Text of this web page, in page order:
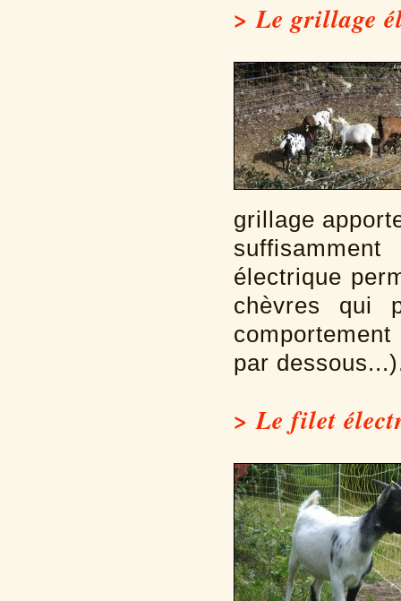
> Le grillage
grillage
électrique
chèvres qui
par
> Le filet